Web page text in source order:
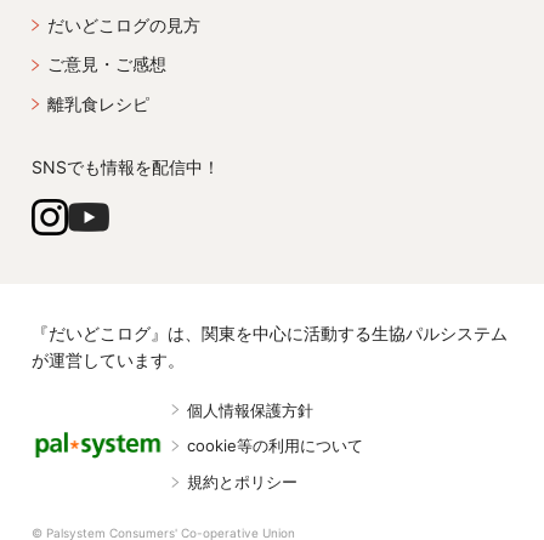
だいどこログの見方
ご意見・ご感想
離乳食レシピ
SNSでも情報を配信中！
『だいどこログ』は、関東を中心に活動する生協パルシステム
が運営しています。
個人情報保護方針
cookie等の利用について
規約とポリシー
© Palsystem Consumers' Co-operative Union